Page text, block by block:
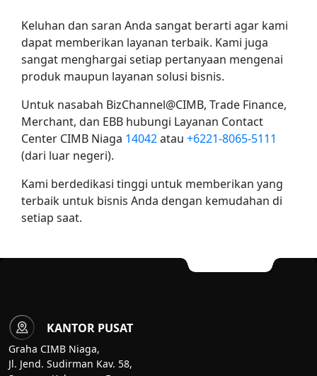
Keluhan dan saran Anda sangat berarti agar kami
dapat memberikan layanan terbaik. Kami juga
sangat menghargai setiap pertanyaan mengenai
produk maupun layanan solusi bisnis.
Untuk nasabah BizChannel@CIMB, Trade Finance,
Merchant, dan EBB hubungi Layanan Contact
Center CIMB Niaga 14042atau +6221-8065-5111
(dari luar negeri).
Kami berdedikasi tinggi untuk memberikan yang
terbaik untuk bisnis Anda dengan kemudahan di
setiap saat.
KANTOR PUSAT
Graha CIMB Niaga,
Jl. Jend. Sudirman Kav. 58,